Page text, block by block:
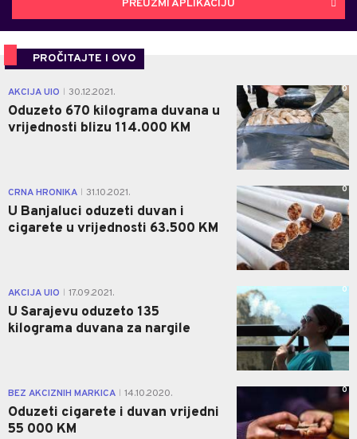
PREUZMI APLIKACIJU
PROČITAJTE I OVO
AKCIJA UIO 30.12.2021.
Oduzeto 670 kilograma duvana u
vrijednosti blizu 114.000 KM
0
CRNA HRONIKA 31.10.2021.
U Banjaluci oduzeti duvan i
cigarete u vrijednosti 63.500 KM
0
AKCIJA UIO 17.09.2021.
U Sarajevu oduzeto 135
kilograma duvana za nargile
0
BEZ AKCIZNIH MARKICA 14.10.2020.
Oduzeti cigarete i duvan vrijedni
55 000 KM
0